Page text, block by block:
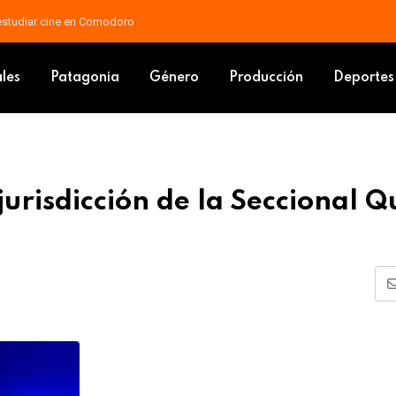
cine en Comodoro
Patagonia Género Producción Deportes
de la Seccional